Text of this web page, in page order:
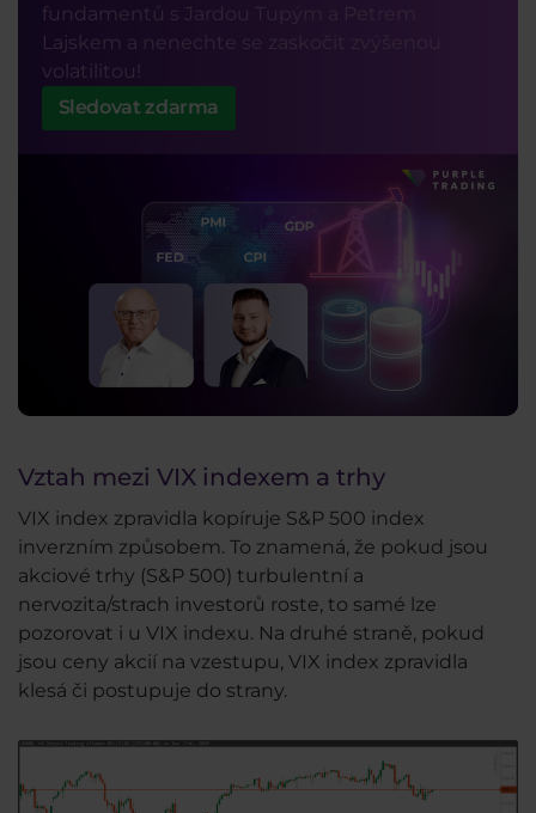
fundamentů s Jardou Tupým a Petrem
Lajskem a nenechte se zaskočit zvýšenou
volatilitou!
Sledovat zdarma
Vztah mezi VIX indexem a trhy
VIX index zpravidla kopíruje S&P 500 index
inverzním způsobem. To znamená, že pokud jsou
akciové trhy (S&P 500) turbulentní a
nervozita/strach investorů roste, to samé lze
pozorovat i u VIX indexu. Na druhé straně, pokud
jsou ceny akcií na vzestupu, VIX index zpravidla
klesá či postupuje do strany.